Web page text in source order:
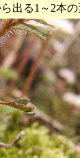
葉は互生